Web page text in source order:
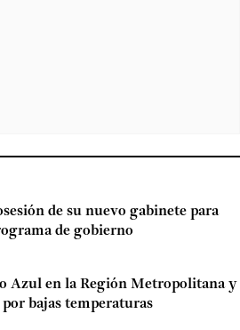
de su nuevo gabinete para
de gobierno
Azul en la Región Metropolitana y
bajas temperaturas